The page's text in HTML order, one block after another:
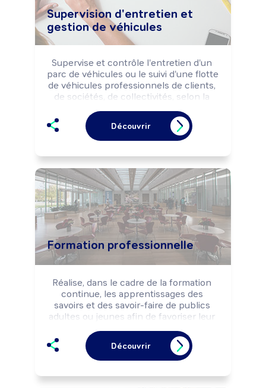
Supervision d'entretien et
gestion de véhicules
Supervise et contrôle l'entretien d'un
parc de véhicules ou le suivi d'une flotte
de véhicules professionnels de clients,
de sociétés, de collectivités, selon la
impératifs de coût, délai et qualité.
Découvrir
Formation professionnelle
Réalise, dans le cadre de la formation
continue, les apprentissages des
savoirs et des savoir-faire de publics
adultes ou jeunes afin de favoriser leur
adaptation aux évolutions techniques et
professionnelles.
Peut réaliser l'analyse des besoins de
des produits pédagogiques.
Découvrir